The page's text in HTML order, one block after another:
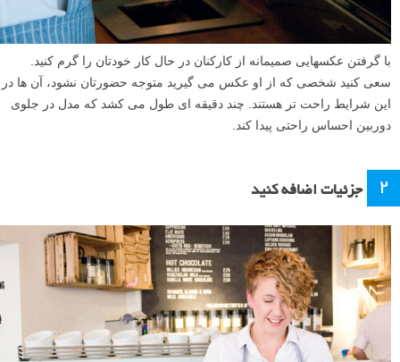
با گرفتن عکسهایی صمیمانه از کارکنان در حال کار خودتان را گرم کنید.
سعی کنید شخصی که از او عکس می گیرید متوجه حضورتان نشود، آن ها در
این شرایط راحت تر هستند. چند دقیقه ای طول می کشد که مدل در جلوی
دوربین احساس راحتی پیدا کند.
۲ جزئیات اضافه کنید